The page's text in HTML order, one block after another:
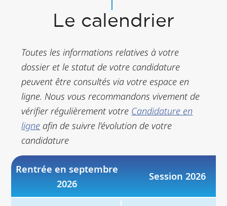
Le calendrier
Toutes les informations relatives à votre
dossier et le statut de votre candidature
peuvent être consultés via votre espace en
ligne. Nous vous recommandons vivement de
vérifier régulièrement votre Candidature en
ligne afin de suivre l’évolution de votre
candidature
Rentrée en septembre
2026
Session 2026